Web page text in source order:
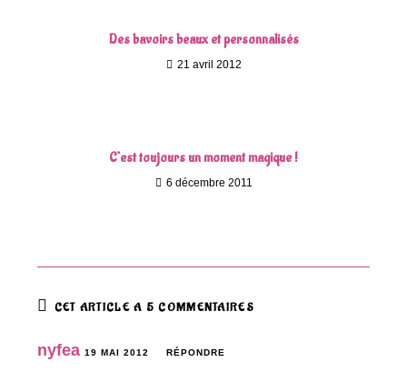
Des bavoirs beaux et personnalisés
21 avril 2012
C’est toujours un moment magique !
6 décembre 2011
CET ARTICLE A 5 COMMENTAIRES
nyfea 19 MAI 2012 RÉPONDRE